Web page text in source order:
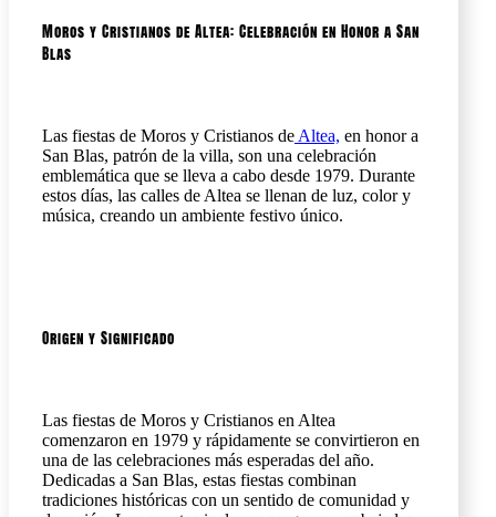
Moros y Cristianos de Altea: Celebración en Honor a San
Blas
Las fiestas de Moros y Cristianos deAltea, en honor a
San Blas, patrón de la villa, son una celebración
emblemática que se lleva a cabo desde 1979. Durante
estos días, las calles de Altea se llenan de luz, color y
música, creando un ambiente festivo único.
Origen y Significado
Las fiestas de Moros y Cristianos en Altea
comenzaron en 1979 y rápidamente se convirtieron en
una de las celebraciones más esperadas del año.
Dedicadas a San Blas, estas fiestas combinan
tradiciones históricas con un sentido de comunidad y